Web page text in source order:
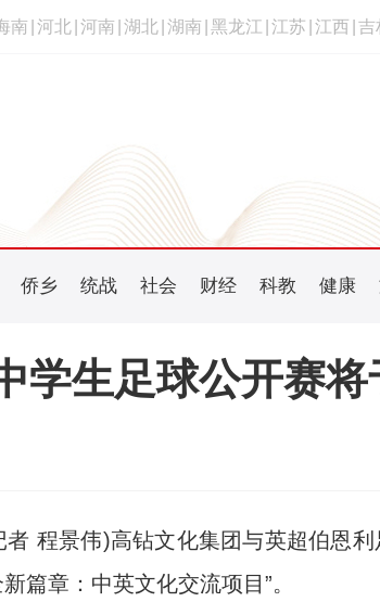
南 河北 河南 湖北 湖南 黑龙江 江苏 江西 吉
侨乡 统战 社会 财经 科教 健康
学生足球公开赛
程景伟)高钻文化集团与英超伯恩利
篇章：中英文化交流项目”。